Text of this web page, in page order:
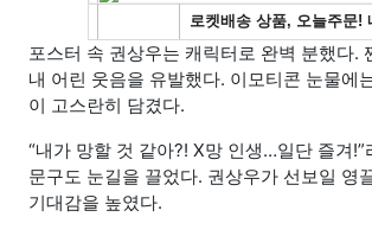
포스터 속 권상우는 캐릭터로 완벽 분했다.
내 어린 웃음을 유발했다. 이모티콘 눈물에
이 고스란히 담겼다.
“내가 망할 것 같아?! X망 인생…일단 즐겨!”
문구도 눈길을 끌었다. 권상우가 선보일 영
기대감을 높였다.